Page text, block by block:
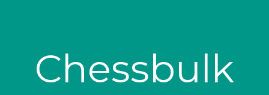
Chessbulk